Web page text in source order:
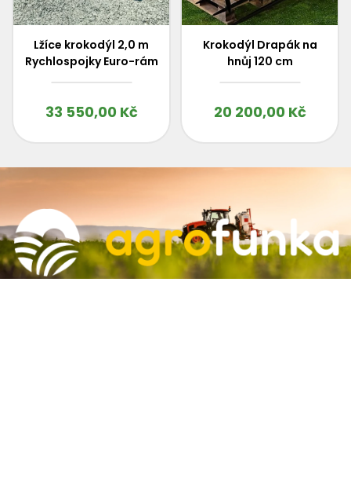
Lžíce krokodýl 2,0 m
Rychlospojky Euro-rám
33 550,00 Kč
Krokodýl Drapák na
hnůj 120 cm
20 200,00 Kč